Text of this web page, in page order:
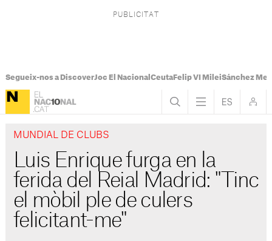
Segueix-nos a DiscoverJoc El Nacional CeutaFelip VI MileiSánchez
MUNDIAL DE CLUBS
Luis Enrique furga en la
ferida del Reial Madrid: "Tinc
el mòbil ple de culers
felicitant-me"